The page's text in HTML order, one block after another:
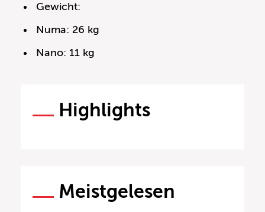
Gewicht:
Numa: 26 kg
Nano: 11 kg
Highlights
Meistgelesen